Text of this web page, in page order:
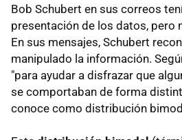
Bob Schubert en sus correos
presentación de los datos, pero
En sus mensajes, Schubert
manipulado la información.
"para ayudar a disfrazar que
se comportaban de forma
conoce como distribución